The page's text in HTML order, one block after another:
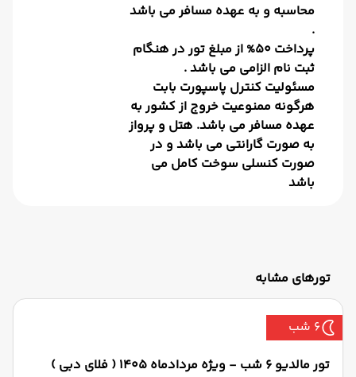
محاسبه و به عهده مسافر می باشد
.
پرداخت 50% از مبلغ تور در هنگام
ثبت نام الزامی می باشد .
مسئولیت کنترل پاسپورت بابت
هرگونه ممنوعیت خروج از کشور به
عهده مسافر می باشد. هتل و پرواز
به صورت گارانتی می باشد و در
صورت کنسلی سوخت کامل می
باشد
تورهای مشابه
6 شب
تور مالدیو 6 شب - ویژه مردادماه 1405 ( فلای دبی )